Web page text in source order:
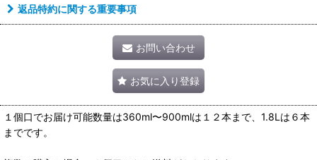
返品特約に関する重要事項
お問い合わせ
お気に入り登録
１個口でお届け可能数量は360ml〜900mlは１２本まで、1.8Lは６本
までです。